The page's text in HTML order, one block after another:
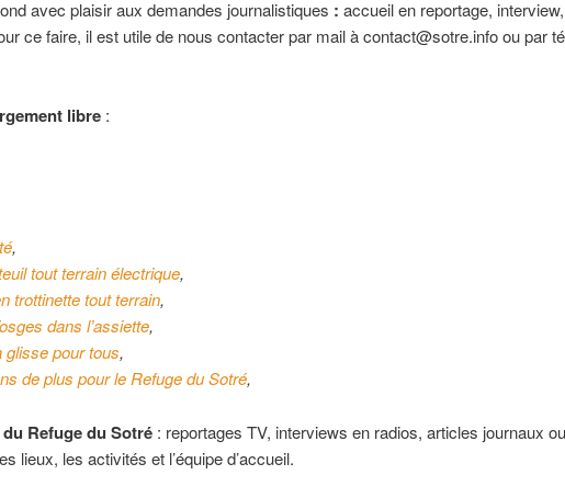
avec plaisir aux demandes journalistiques :accueil en reportage,
ce faire, il est utile de nous contacter par mail à contact@sotre.info ou par
libre :
,
tout terrain électrique,
trottinette tout terrain,
dans l’assiette,
glisse pour tous,
de plus pour le Refuge du Sotré,
Refuge du Sotré : reportages TV, interviews en radios, articles journaux
lieux, les activités et l’équipe d’accueil.